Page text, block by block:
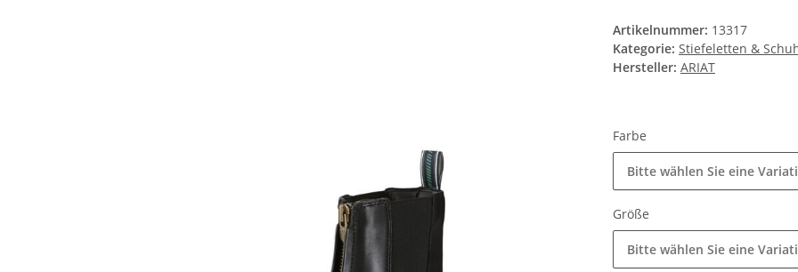
Artikelnummer: 13317
Kategorie: Stiefeletten &
Hersteller: ARIAT
Farbe
Bitte wählen Sie eine
Größe
Bitte wählen Sie eine